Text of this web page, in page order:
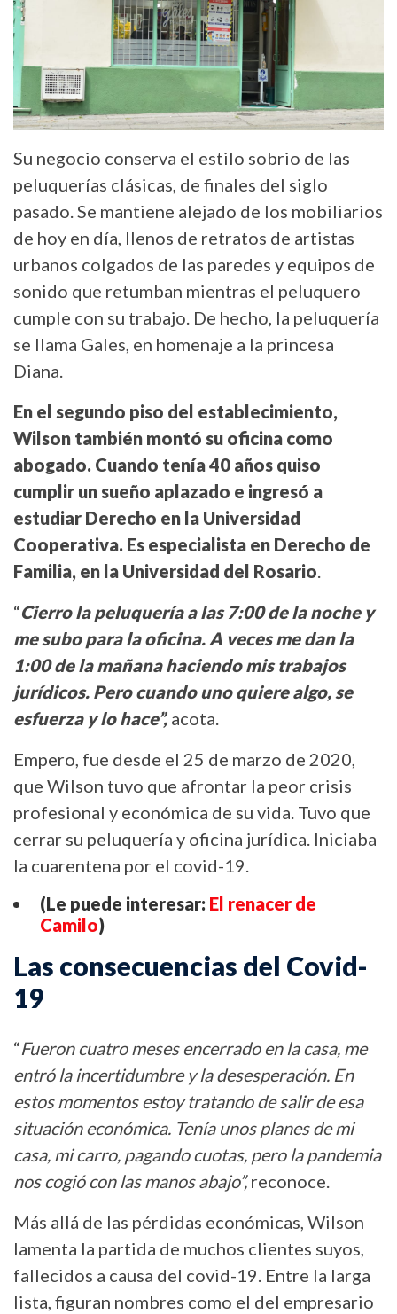
Su negocio conserva el estilo sobrio de las
peluquerías clásicas, de finales del siglo
pasado. Se mantiene alejado de los mobiliarios
de hoy en día, llenos de retratos de artistas
urbanos colgados de las paredes y equipos de
sonido que retumban mientras el peluquero
cumple con su trabajo. De hecho, la peluquería
se llama Gales, en homenaje a la princesa
Diana.
En el segundo piso del establecimiento,
Wilson también montó su oficina como
abogado. Cuando tenía 40 años quiso
cumplir un sueño aplazado e ingresó a
estudiar Derecho en la Universidad
Cooperativa. Es especialista en Derecho de
Familia, en la Universidad del Rosario.
“Cierro la peluquería a las 7:00 de la noche y
me subo para la oficina. A veces me dan la
1:00 de la mañana haciendo mis trabajos
jurídicos. Pero cuando uno quiere algo, se
esfuerza y lo hace”, acota.
Empero, fue desde el 25 de marzo de 2020,
que Wilson tuvo que afrontar la peor crisis
profesional y económica de su vida. Tuvo que
cerrar su peluquería y oficina jurídica. Iniciaba
la cuarentena por el covid-19.
(Le puede interesar: El renacer de
Camilo)
Las consecuencias del Covid-
19
“Fueron cuatro meses encerrado en la casa, me
entró la incertidumbre y la desesperación. En
estos momentos estoy tratando de salir de esa
situación económica. Tenía unos planes de mi
casa, mi carro, pagando cuotas, pero la pandemia
nos cogió con las manos abajo”,reconoce.
Más allá de las pérdidas económicas, Wilson
lamenta la partida de muchos clientes suyos,
fallecidos a causa del covid-19. Entre la larga
lista, figuran nombres como el del empresario